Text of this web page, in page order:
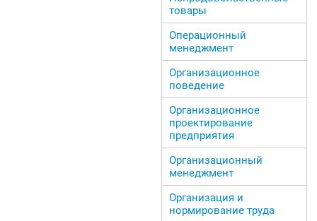
товары
Операционный
менеджмент
Организационное
поведение
Организационное
проектирование
предприятия
Организационный
менеджмент
Организация и
нормирование труда